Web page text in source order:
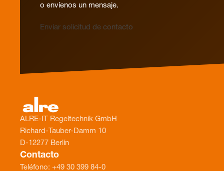
o envíenos un mensaje.
Enviar solicitud de contacto
ALRE-IT Regeltechnik GmbH
Richard-Tauber-Damm 10
D-12277 Berlín
Contacto
Teléfono: +49 30 399 84-0